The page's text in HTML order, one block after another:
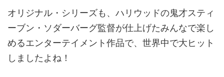
オリジナル・シリーズも、ハリウッドの鬼才スティ
ーブン・ソダーバーグ監督が仕上げたみんなで楽し
めるエンターテイメント作品で、世界中で大ヒット
しましたよね！